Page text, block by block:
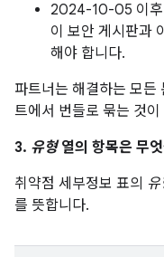
2024-10-05 이후
이 보안 게시판과
해야 합니다.
파트너는 해결하는 모든
트에서 번들로 묶는 것이
3. 유형열의 항목은 무
취약점 세부정보 표의
를 뜻합니다.